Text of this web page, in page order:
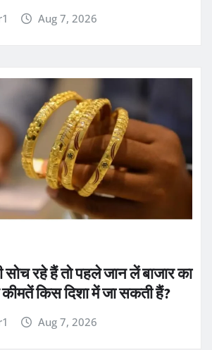
Aug 7, 2026
सोच रहे हैं तो पहले जान लें बाजार का
किस दिशा में जा सकती हैं?
Aug 7, 2026